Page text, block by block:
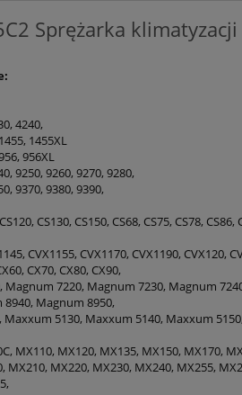
Sprężarka klimatyzacji
4240,
1455XL
956XL
9250, 9260, 9270, 9280,
9370, 9380, 9390,
CS130, CS150, CS68, CS75, CS78, CS86,
CVX1155, CVX1170, CVX1190, CVX120,
CX70, CX80, CX90,
Magnum 7220, Magnum 7230, Magnum
8940, Magnum 8950,
Maxxum 5130, Maxxum 5140, Maxxum
MX110, MX120, MX135, MX150, MX170,
MX210, MX220, MX230, MX240, MX255,